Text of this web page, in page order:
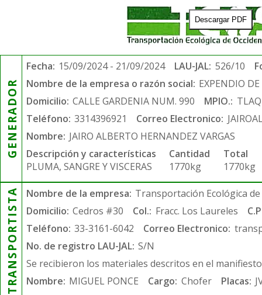
Descargar PDF
GENERADOR
Fecha: 15/09/2024 - 21/09/2024 LAU-JAL: 526/10
Nombre de la empresa o razón social: EXPENDIO
Domicilio: CALLE GARDENIA NUM. 990 MPIO.:
Teléfono: 3314396921 Correo Electronico:
Nombre: JAIRO ALBERTO HERNANDEZ VARGAS
Descripción y características
PLUMA, SANGRE Y VISCERAS
Cantidad
1770kg
Total
1770kg
TRANSPORTISTA Nombre de la empresa: Transportación Ecológica de
Domicilio: Cedros #30 Col.: Fracc. Los Laureles
Teléfono: 33-3161-6042 Correo Electronico:
No. de registro LAU-JAL: S/N
Se recibieron los materiales descritos en el
Nombre: MIGUEL PONCE Cargo: Chofer Placas: